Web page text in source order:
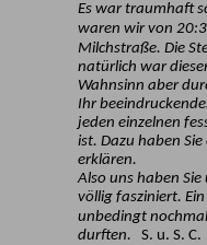
Es war traumhaft
waren wir von
Milchstraße. Die
natürlich war
Wahnsinn aber
Ihr
jeden einzelnen
ist. Dazu haben
erklären.
Also uns haben
völlig fasziniert.
unbedingt
durften. S. u. S. C.